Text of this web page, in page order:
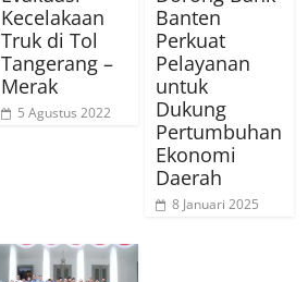
Kecelakaan
Truk di Tol
Tangerang –
Merak
5 Agustus 2022
Banten
Perkuat
Pelayanan
untuk
Dukung
Pertumbuhan
Ekonomi
Daerah
8 Januari 2025